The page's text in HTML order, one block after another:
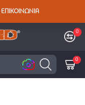
ΕΠΙΚΟΙΝΩΝΙΑ
0
0